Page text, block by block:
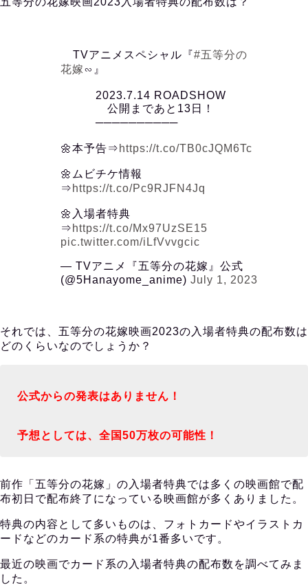
⠀ TVアニメスペシャル『#五等分の
花嫁∽』
2023.7.14 ROADSHOW
公開まであと13日！
──────────
🌼本予告⇒ https://t.co/TB0cJQM6Tc
🌼ムビチケ情報
⇒ https://t.co/Pc9RJFN4Jq
🌼入場者特典
⇒ https://t.co/Mx97UzSE15
pic.twitter.com/iLfVvvgcic
— TVアニメ『五等分の花嫁』公式
(@5Hanayome_anime) July 1, 2023
それでは、五等分の花嫁映画2023の入場者特典の配布数は
どのくらいなのでしょうか？
公式からの発表はありません！
予想としては、全国50万枚の可能性！
前作「五等分の花嫁」の入場者特典では多くの映画館で配
布初日で配布終了になっている映画館が多くありました。
特典の内容として多いものは、フォトカードやイラストカ
ードなどのカード系の特典が1番多いです。
最近の映画でカード系の入場者特典の配布数を調べてみま
した。